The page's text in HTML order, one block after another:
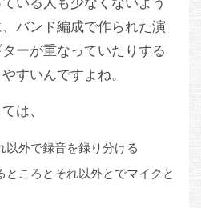
バンド編成で作られた演
ーが重なっていたりする
すいんですよね。
は、
以外で録音を録り分ける
ところとそれ以外とでマイクと